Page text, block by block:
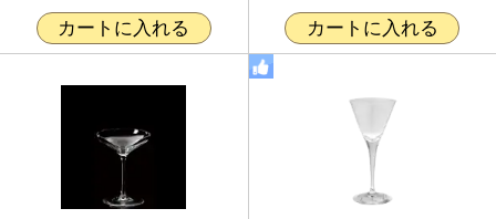
カートに入れる カートに入れる